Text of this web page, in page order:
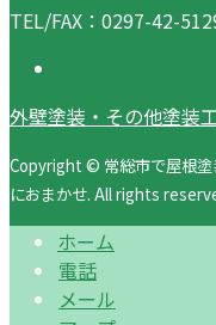
TEL/FAX：0297-42-
外壁塗装・その他塗装
Copyright © 常総市で屋根塗
におまかせ. All rights
ホーム
電話
メール